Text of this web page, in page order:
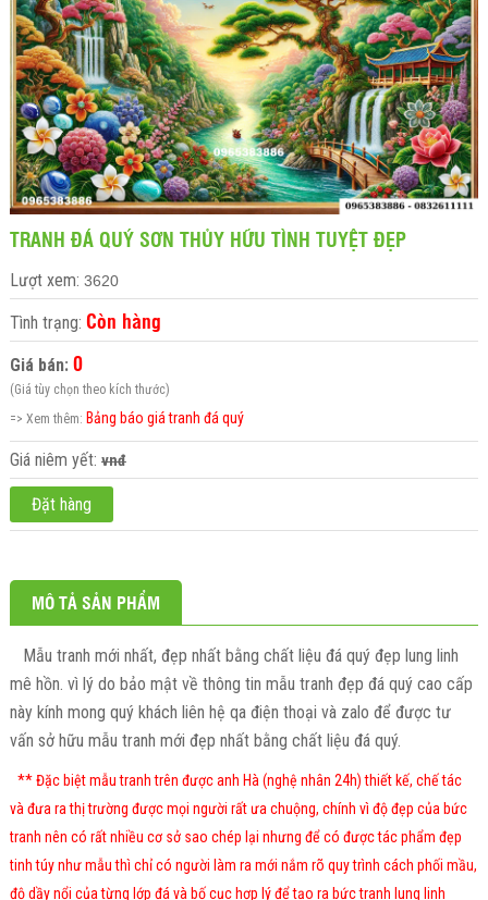
TRANH ĐÁ QUÝ SƠN THỦY HỮU TÌNH TUYỆT ĐẸP
Lượt xem: 3620
Tình trạng: Còn hàng
Giá bán: 0
(Giá tùy chọn theo kích thước)
=> Xem thêm: Bảng báo giá tranh đá quý
Giá niêm yết: vnđ
Đặt hàng
MÔ TẢ SẢN PHẨM
Mẫu tranh mới nhất, đẹp nhất bằng chất liệu đá quý đẹp lung linh
mê hồn. vì lý do bảo mậtvề thông tin mẫu tranh đẹp đá quý cao cấp
này kính mong quý khách liên hệ qa điện thoại và zalo để được tư
vấn sở hữu mẫu tranh mới đẹp nhất bằng chất liệu đá quý.
** Đặc biệt mẫu tranh trên được anh Hà (nghệ nhân 24h) thiết kế, chế tác
và đưa ra thị trường được mọi người rất ưa chuộng, chính vì độ đẹp của bức
tranh nên có rất nhiều cơ sở sao chép lại nhưng để có được tác phẩm đẹp
tinh túy như mẫu thì chỉ có người làm ra mới nắm rõ quy trình cách phối mầu,
độ dầy nổi của từng lớp đá và bố cục hợp lý để tạo ra bức tranh lung linh